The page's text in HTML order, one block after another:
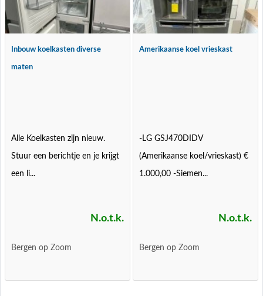
Inbouw koelkasten diverse
maten
Alle Koelkasten zijn nieuw.
Stuur een berichtje en je krijgt
een li...
N.o.t.k.
Bergen op Zoom
Amerikaanse koel vrieskast
-LG GSJ470DIDV
(Amerikaanse koel/vrieskast) €
1.000,00 -Siemen...
N.o.t.k.
Bergen op Zoom